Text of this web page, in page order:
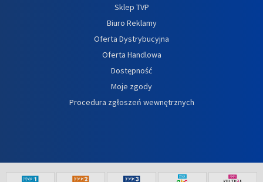
Sklep TVP
Biuro Reklamy
Oferta Dystrybucyjna
Oferta Handlowa
Dostępność
Moje zgody
Procedura zgłoszeń wewnętrznych